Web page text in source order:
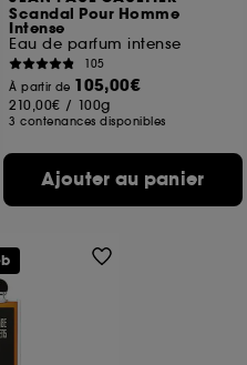
Scandal Pour Homme
Intense
Eau de parfum intense
105
À partir de 105,00€
210,00€ / 100g
3 contenances disponibles
Ajouter au panier